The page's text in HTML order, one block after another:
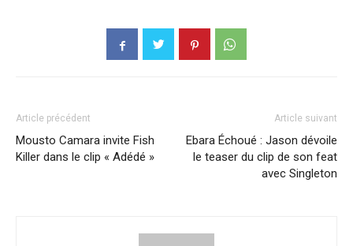
Article précédent
Mousto Camara invite Fish
Killer dans le clip « Adédé »
Article suivant
Ebara Échoué : Jason dévoile
le teaser du clip de son feat
avec Singleton